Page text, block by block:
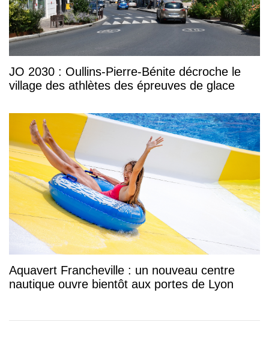
JO 2030 : Oullins-Pierre-Bénite décroche le
village des athlètes des épreuves de glace
Aquavert Francheville : un nouveau centre
nautique ouvre bientôt aux portes de Lyon